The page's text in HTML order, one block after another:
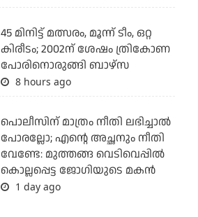
45 മിനിട്ട് മത്സരം, മൂന്ന് ടീം, ഒറ്റ
കിരീടം; 2002ന് ശേഷം ത്രികോണ
പോരിനൊരുങ്ങി ബാഴ്‌സ
8 hours ago
പൊലീസിന് മാത്രം നീതി ലഭിച്ചാല്‍
പോരല്ലോ; എന്റെ അച്ഛനും നീതി
വേണ്ടേ: മുത്തങ്ങ വെടിവെപ്പില്‍
കൊല്ലപ്പെട്ട ജോഗിയുടെ മകന്‍
1 day ago